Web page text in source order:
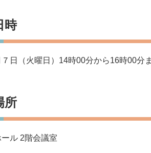
時
日（火曜日）14時00分から16時00分
所
ル 2階会議室